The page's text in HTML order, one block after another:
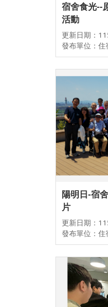
宿舍食光--
活動
更新日期：
發布單位：住
陽明日-宿
片
更新日期：
發布單位：住